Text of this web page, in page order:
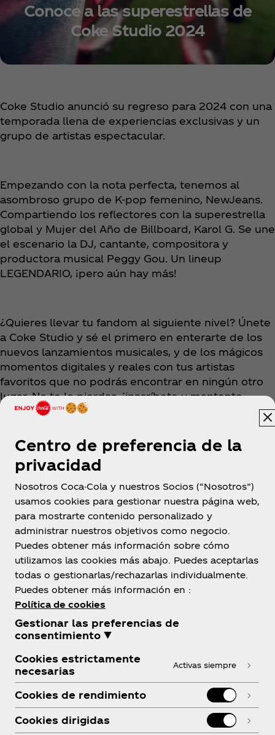
Conoce a las superestrellas de
Coke Studio 2024
Coke Studio anunció su regreso para 2024 con una
temporada llena de experiencias exclusivas y un
grupo de artistas espectacular.
Empezando con la nota perfecta, tenemos al
asombroso grupo de K-pop femenino, NewJeans.
Compartiendo los reflectores con la superestrella
global y Mujer del Año de Billboard, Karol G. Se une
el escenario la DJ, cantante, compositora y
productora musical Peggy Gou. Un lineup
LEGENDARIO, ¡pero aún hay más!
¿Quieres llevar tu fandom al siguiente nivel? Únete
a Coke Studio y sé el primero en enterarte de los
nuevos lanzamientos musicales, y de los mágicos
momentos digitales y reales con tus artistas
favoritos que no podrás encontrar en ningún otro
lugar. No te lo pierdas, ¡inscríbete y mantente
conectado!
Honduras
Sobre nosotros
¿Necesitas ayuda?
Centro de preferencia de la
privacidad
Nosotros Coca-Cola y nuestros Socios (“Nosotros”)
usamos cookies para gestionar nuestra página web,
para mostrarte contenido personalizado y
administrar nuestros objetivos como negocio.
Puedes obtener más información sobre cómo
utilizamos las cookies más abajo. Puedes aceptarlas
todas o gestionarlas/rechazarlas individualmente.
Puedes obtener más información en :
Política de cookies
Gestionar las preferencias de
consentimiento ▼
Cookies estrictamente
necesarias
Activas siempre
Cookies de rendimiento
Cookies dirigidas